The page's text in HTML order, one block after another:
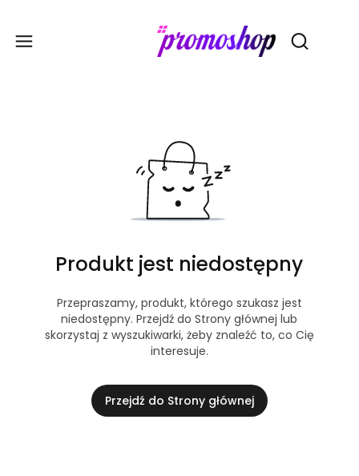
Otwórz
Produkt jest niedostępny
Przepraszamy, produkt, którego szukasz jest
niedostępny. Przejdź do Strony głównej lub
skorzystaj z wyszukiwarki, żeby znaleźć to, co Cię
interesuje.
Przejdź do Strony głównej